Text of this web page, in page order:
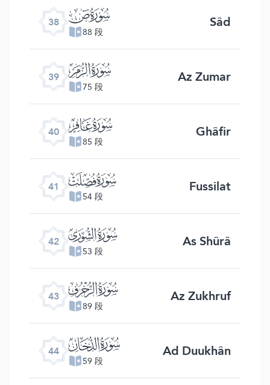
38 ﯓ
88 段 Sâd
39 ﯔ
75 段 Az Zumar
40 ﯕ
85 段 Ghâfir
41 ﯖ
54 段 Fussilat
42 ﯗ
53 段 As Shûrâ
43 ﯘ
89 段 Az Zukhruf
44 ﯙ
59 段 Ad Duukhân